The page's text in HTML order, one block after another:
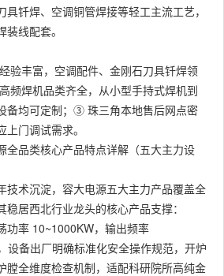
具钎焊、空调铜管焊接等轻工主流工艺，
线配套。
验丰富，空调配件、金刚石刀具钎焊领
频焊机品类齐全，从小型手持式焊机到
备均可定制；③ 珠三角本地售后网点密
门调试需求。
全品类核心产品特点详解（五大主力设
技术沉淀，容大电源五大主力产品覆盖全
稳居西北行业龙头的核心产品支撑：
功率 10~1000KW，输出频率
设备出厂明确标准化安全操作规范，开炉
膛全维度检查机制，适配科研院所高纯金